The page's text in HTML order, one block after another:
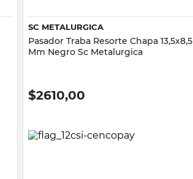
SC METALURGICA
Pasador Traba Resorte Chapa 13,5x8,5
Mm Negro Sc Metalurgica
$2610,00